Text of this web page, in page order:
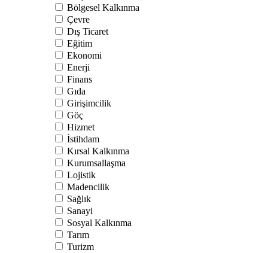
Bölgesel Kalkınma
Çevre
Dış Ticaret
Eğitim
Ekonomi
Enerji
Finans
Gıda
Girişimcilik
Göç
Hizmet
İstihdam
Kırsal Kalkınma
Kurumsallaşma
Lojistik
Madencilik
Sağlık
Sanayi
Sosyal Kalkınma
Tarım
Turizm